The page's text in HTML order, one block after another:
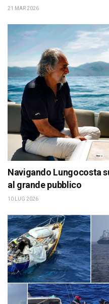
21 MAR 2026
Navigando Lungocosta
al grande pubblico
10 LUG 2026